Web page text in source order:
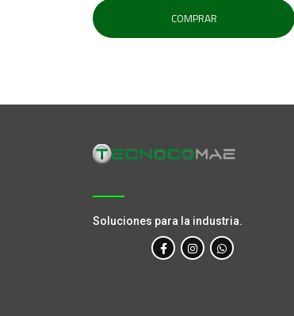
COMPRAR
Soluciones para la industria.